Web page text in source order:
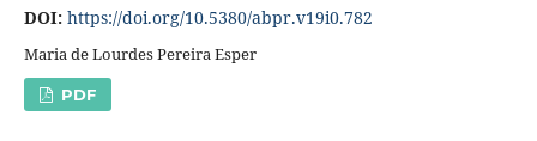
DOI: https://doi.org/10.5380/abpr.v19i0.782
Maria de Lourdes Pereira Esper
PDF